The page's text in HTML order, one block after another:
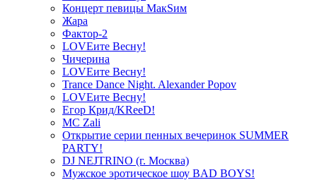
Концерт певицы МакSим
Жара
Фактор-2
LOVEите Весну!
Чичерина
LOVEите Весну!
Trance Dance Night. Alexander Popov
LOVEите Весну!
Егор Крид/KReeD!
MC Zali
Открытие серии пенных вечеринок SUMMER
PARTY!
DJ NEJTRINO (г. Москва)
Мужское эротическое шоу BAD BOYS!